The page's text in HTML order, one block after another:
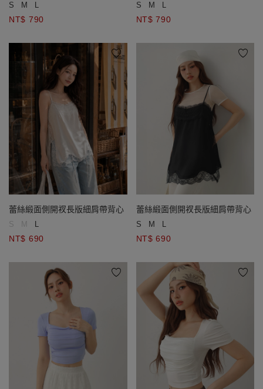
S M L
NT$ 790
S M L
NT$ 790
蕾絲緞面側開衩長版細肩帶背心
S M L
NT$ 690
蕾絲緞面側開衩長版細肩帶背心
S M L
NT$ 690